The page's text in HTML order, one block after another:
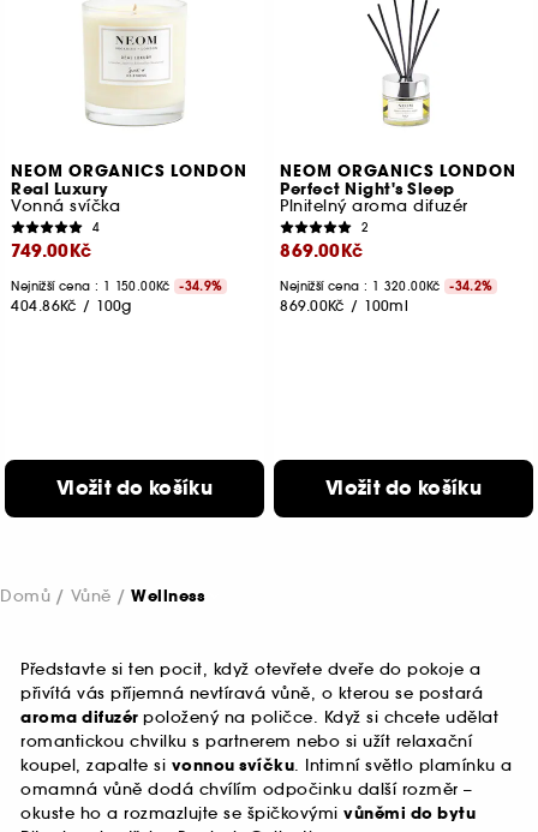
NEOM ORGANICS LONDON
Real Luxury
Vonná svíčka
4
749.00Kč
Nejnižší cena : 1 150.00Kč -34.9%
404.86Kč / 100g
Vložit do košíku
NEOM ORGANICS LONDON
Perfect Night's Sleep
Plnitelný aroma difuzér
2
869.00Kč
Nejnižší cena : 1 320.00Kč -34.2%
869.00Kč / 100ml
Vložit do košíku
Domů Vůně Wellness
Představte si ten pocit, když otevřete dveře do pokoje a
přivítá vás příjemná nevtíravá vůně, o kterou se postará
aroma difuzér položený na poličce. Když si chcete udělat
romantickou chvilku s partnerem nebo si užít relaxační
koupel, zapalte si vonnou svíčku. Intimní světlo plamínku a
omamná vůně dodá chvílím odpočinku další rozměr –
okuste ho a rozmazlujte se špičkovými vůněmi do bytu